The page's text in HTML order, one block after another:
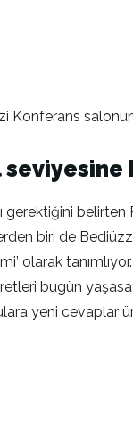
Konferans
gerektiğini
biri de
olarak
bugün
yeni cevaplar